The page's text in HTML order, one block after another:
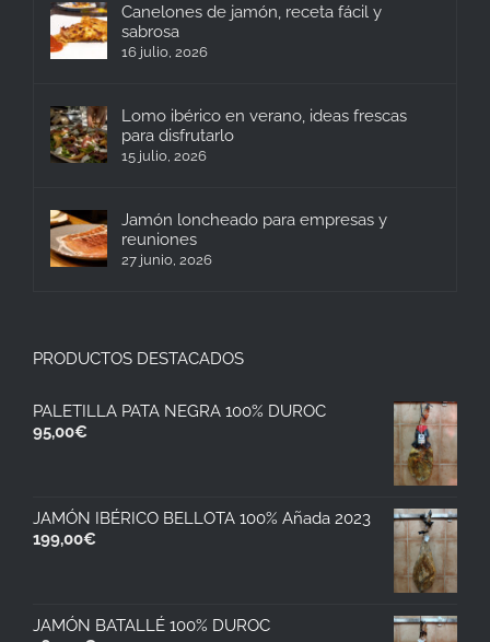
Canelones de jamón, receta fácil y
sabrosa
16 julio, 2026
Lomo ibérico en verano, ideas frescas
para disfrutarlo
15 julio, 2026
Jamón loncheado para empresas y
reuniones
27 junio, 2026
PRODUCTOS DESTACADOS
PALETILLA PATA NEGRA 100% DUROC
95,00€
JAMÓN IBÉRICO BELLOTA 100% Añada 2023
199,00€
JAMÓN BATALLÉ 100% DUROC